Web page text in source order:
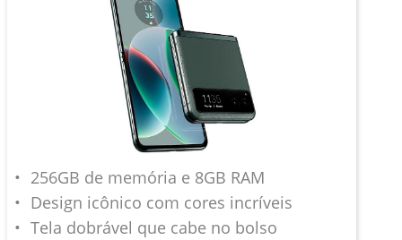
256GB de memória e 8GB RAM
Design icônico com cores incríveis
Tela dobrável que cabe no bolso